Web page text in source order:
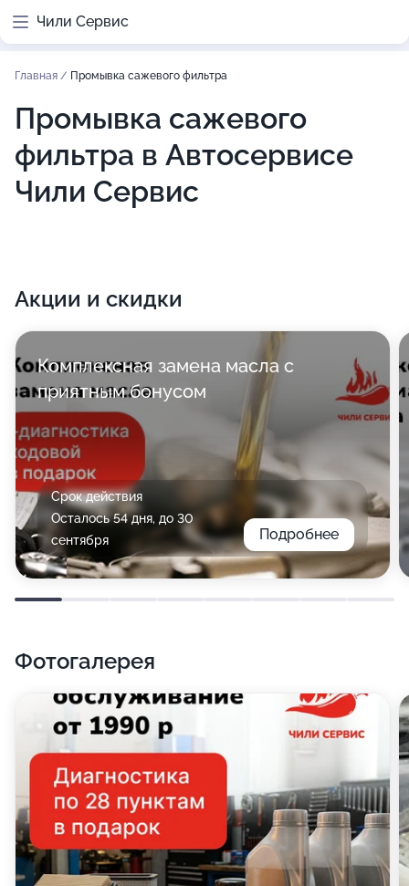
Чили Сервис
Главная / Промывка сажевого фильтра
Промывка сажевого
фильтра в Автосервисе
Чили Сервис
Акции и скидки
Комплексная замена масла с
приятным бонусом
Срок действия
Осталось 54 дня, до 30
сентября
Подробнее
Фотогалерея